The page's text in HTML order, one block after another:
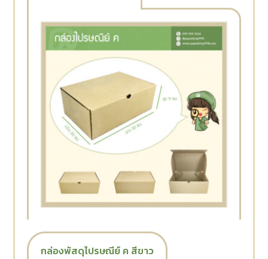
กล่องพัสดุไปรษณีย์ ค สีขาว